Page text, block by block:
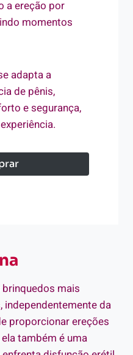
a ereção por
momentos
adapta a
de pênis,
e segurança,
mais
independentemente da
proporcionar ereções
também é uma